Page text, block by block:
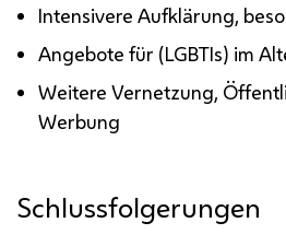
Intensivere Aufklärung,
Angebote für (LGBTIs) im
Weitere Vernetzung,
Werbung
Schlussfolgerungen